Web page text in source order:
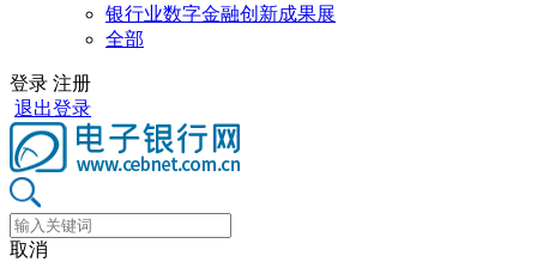
银行业数字金融创新成果展
全部
登录 注册
退出登录
取消